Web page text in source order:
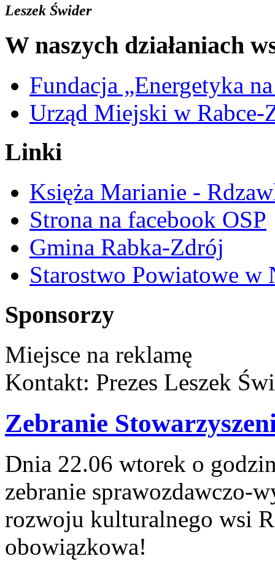
Leszek Świder
W naszych działaniach
Fundacja „Energetyka
Urząd Miejski w Rabce-
Linki
Księża Marianie -
Strona na facebook OSP
Gmina Rabka-Zdrój
Starostwo Powiatowe w
Sponsorzy
Miejsce na reklamę
Kontakt: Prezes Leszek
Zebranie
Dnia 22.06 wtorek o
zebranie sprawozdawczo-
rozwoju kulturalnego wsi
obowiązkowa!